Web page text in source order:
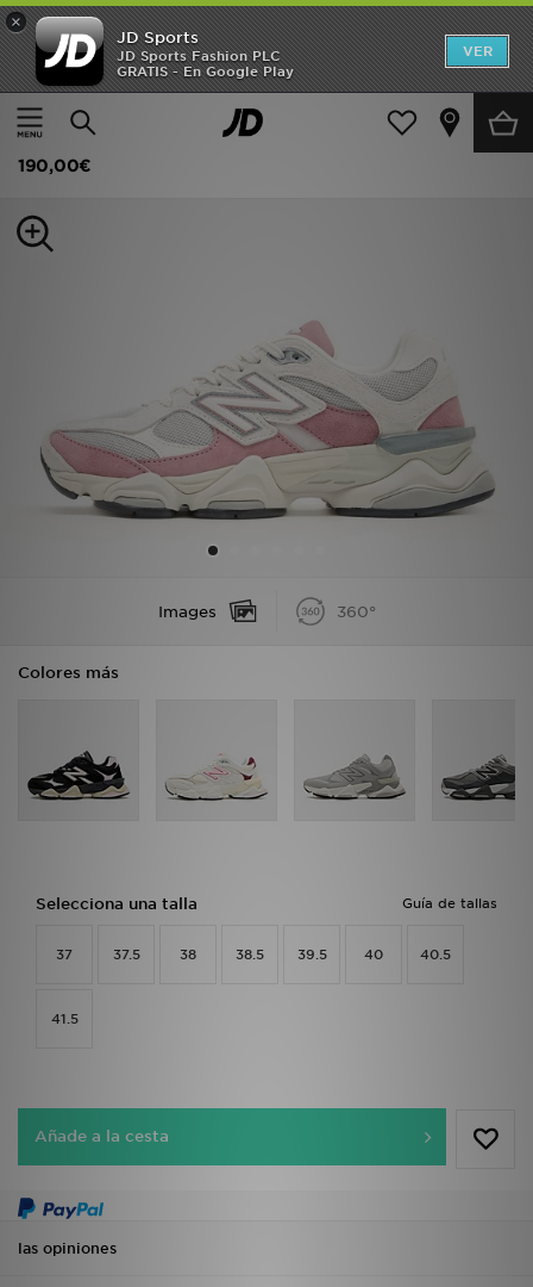
×
JD Sports
JD Sports Fashion PLC
GRATIS - En Google Play
VER
Página principal
Mujer Calzado de mujer Zapatillas
New Balance 9060 para mujer
190,00€
Images 360°
Colores más
Guía de tallas
Selecciona una talla
37 37.5 38 38.5 39.5 40 40.5
41.5
Añade a la cesta
las opiniones
Hombre
Mujer
Estilo
Ofertas